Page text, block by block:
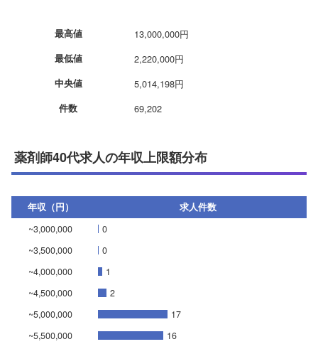
最高値 13,000,000円
最低値 2,220,000円
中央値 5,014,198円
件数 69,202
薬剤師40代求人の年収上限額分布
年収（円）
求人件数
~3,000,000
0
~3,500,000
0
~4,000,000
1
~4,500,000
2
~5,000,000
17
~5,500,000
16